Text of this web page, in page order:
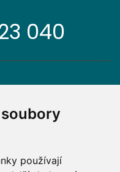
používají
040
a cookies